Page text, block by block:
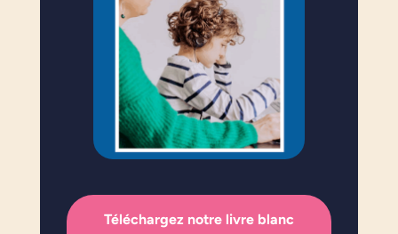
Téléchargez notre livre blanc